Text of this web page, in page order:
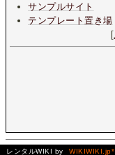
サンプルサイト
テンプレート置き場
[
レンタルWIKI by WIKIWIKI.jp*